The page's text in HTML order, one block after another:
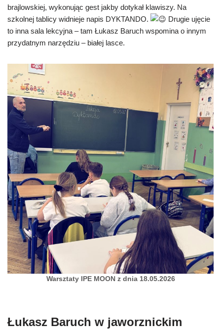
brajlowskiej, wykonując gest jakby dotykał klawiszy. Na
szkolnej tablicy widnieje napis DYKTANDO.
Drugie ujęcie
to inna sala lekcyjna – tam Łukasz Baruch wspomina o innym
przydatnym narzędziu – białej lasce.
Warsztaty IPE MOON z dnia 18.05.2026
Łukasz Baruch w jaworznickim